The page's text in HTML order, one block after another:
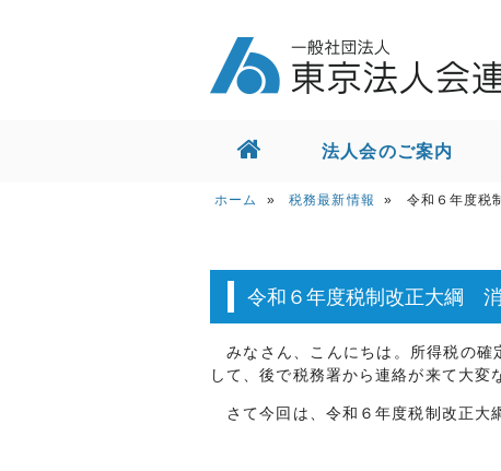
法人会のご案内
ホーム »税務最新情報 » 令和６年度税
令和６年度税制改正大綱
みなさん、こんにちは。所得税の確
して、後で税務署から連絡が来て大変
さて今回は、令和６年度税制改正大